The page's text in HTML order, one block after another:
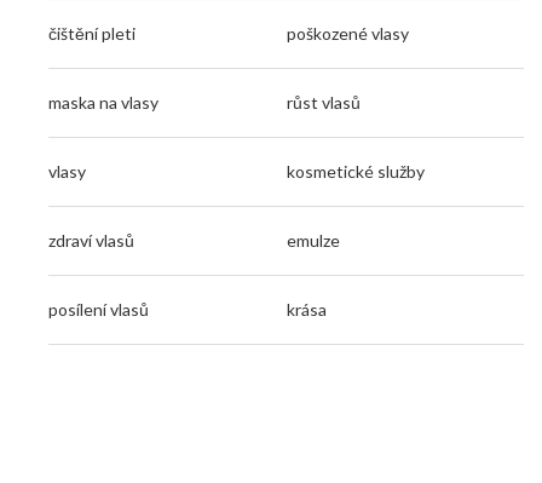
čištění pleti poškozené vlasy
maska na vlasy růst vlasů
vlasy kosmetické služby
zdraví vlasů emulze
posílení vlasů krása